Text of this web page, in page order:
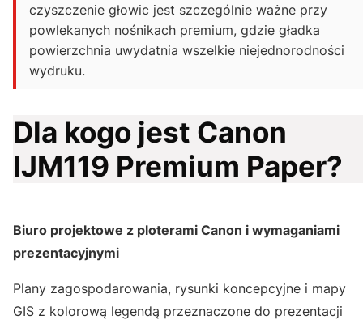
czyszczenie głowic jest szczególnie ważne przy
powlekanych nośnikach premium, gdzie gładka
powierzchnia uwydatnia wszelkie niejednorodności
wydruku.
Dla kogo jest Canon
IJM119 Premium Paper?
Biuro projektowe z ploterami Canon i wymaganiami
prezentacyjnymi
Plany zagospodarowania, rysunki koncepcyjne i mapy
GIS z kolorową legendą przeznaczone do prezentacji